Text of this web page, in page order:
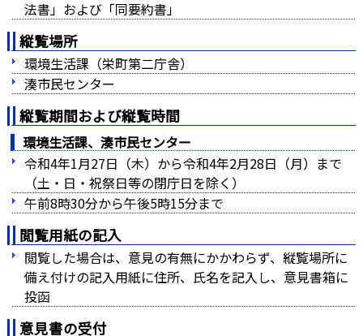
法書」および「同要約書」
縦覧場所
環境生活課（栄町第二庁舎）
湊市民センター
縦覧期間および縦覧時間
環境生活課、湊市民センター
令和4年1月27日（木）から令和4年2月28日（月）まで
（土・日・祝祭日等の閉庁日を除く）
午前8時30分から午後5時15分まで
閲覧用紙の記入
閲覧した場合は、意見の有無にかかわらず、縦覧場所に
備え付けの記入用紙に住所、氏名を記入し、意見書箱に
投函
意見書の受付